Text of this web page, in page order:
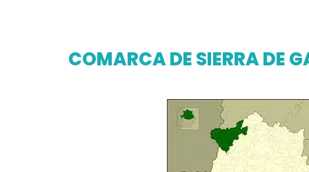
COMARCA DE SIERRA DE